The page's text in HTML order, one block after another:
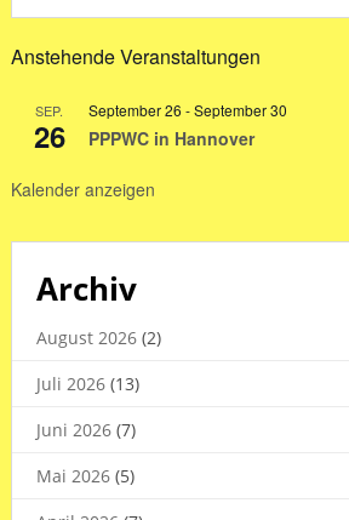
Hallenzeiten
den
2026
Anstehende Veranstaltungen
SEP.
26
September 26 -September 30
PPPWC in Hannover
Kalender anzeigen
Archiv
August 2026(2)
Juli 2026(13)
Juni 2026(7)
Mai 2026(5)